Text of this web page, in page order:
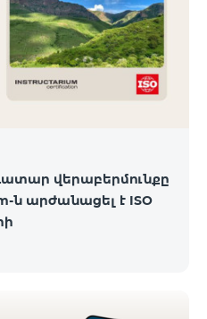
վերաբերմունքը
ն արժանացել է ISO